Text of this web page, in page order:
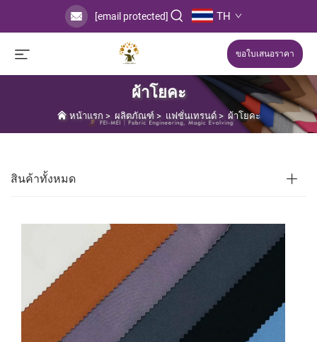
[email protected] TH
ขอใบเสนอราคา
ผ้าโยคะ
หน้าแรก > ผลิตภัณฑ์ > แฟชั่นเทรนด์ > ผ้าโยคะ
สินค้าทั้งหมด